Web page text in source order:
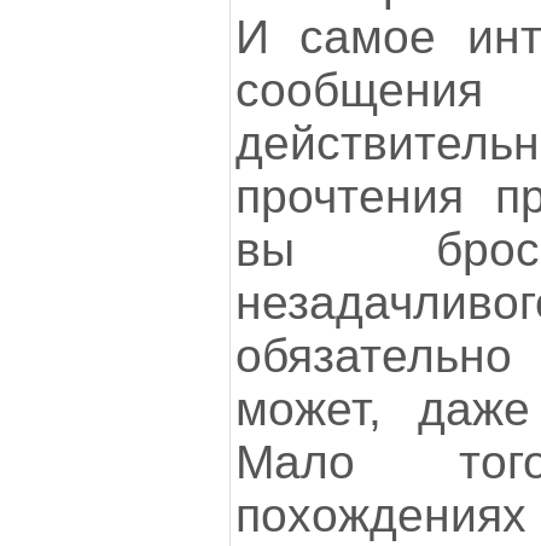
И самое
сообщения
прочтения
вы
может,
Мало
похождениях